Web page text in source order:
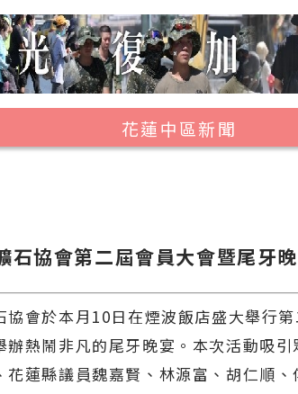
花蓮中區新聞
光復鄉
豐濱鄉
石協會第二屆會員大會暨尾牙
協會於本月10日在煙波飯店盛大舉行
辦熱鬧非凡的尾牙晚宴。本次活動吸
花蓮縣議員魏嘉賢、林源富、胡仁順